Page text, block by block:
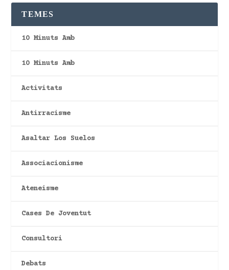
TEMES
10 Minuts Amb
10 Minuts Amb
Activitats
Antirracisme
Asaltar Los Suelos
Associacionisme
Ateneisme
Cases De Joventut
Consultori
Debats